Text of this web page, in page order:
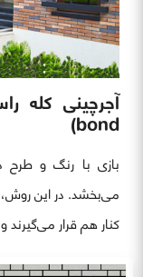
bond)
بازی با رنگ و
می‌بخشد. در این
کنار هم قرار